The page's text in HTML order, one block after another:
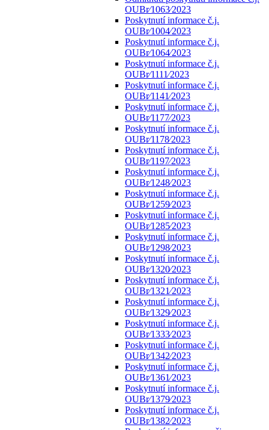
OUBr⁄1063⁄2023
Poskytnutí informace č.j.
OUBr⁄1004⁄2023
Poskytnutí informace č.j.
OUBr⁄1064⁄2023
Poskytnutí informace č.j.
OUBr⁄1111⁄2023
Poskytnutí informace č.j.
OUBr⁄1141⁄2023
Poskytnutí informace č.j.
OUBr⁄1177⁄2023
Poskytnutí informace č.j.
OUBr⁄1178⁄2023
Poskytnutí informace č.j.
OUBr⁄1197⁄2023
Poskytnutí informace č.j.
OUBr⁄1248⁄2023
Poskytnutí informace č.j.
OUBr⁄1259⁄2023
Poskytnutí informace č.j.
OUBr⁄1285⁄2023
Poskytnutí informace č.j.
OUBr⁄1298⁄2023
Poskytnutí informace č.j.
OUBr⁄1320⁄2023
Poskytnutí informace č.j.
OUBr⁄1321⁄2023
Poskytnutí informace č.j.
OUBr⁄1329⁄2023
Poskytnutí informace č.j.
OUBr⁄1333⁄2023
Poskytnutí informace č.j.
OUBr⁄1342⁄2023
Poskytnutí informace č.j.
OUBr⁄1361⁄2023
Poskytnutí informace č.j.
OUBr⁄1379⁄2023
Poskytnutí informace č.j.
OUBr⁄1382⁄2023